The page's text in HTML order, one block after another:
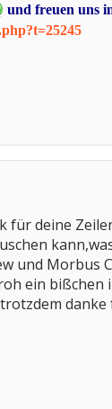
und freuen uns
für deine
und Morbus
ein bißchen